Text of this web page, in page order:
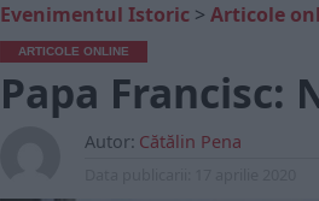
Evenimentul Istoric > Articole
ARTICOLE ONLINE
Papa Francisc:
Autor: Cătălin Pena